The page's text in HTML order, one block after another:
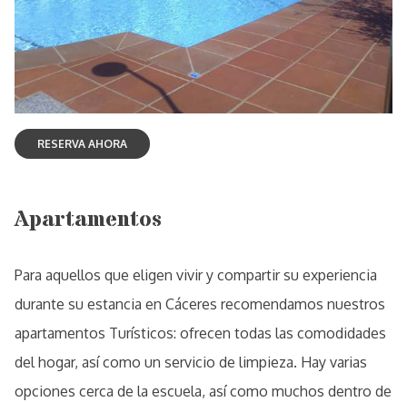
Apartamentos
Para aquellos que eligen vivir y compartir su experiencia
durante su estancia en Cáceres recomendamos nuestros
apartamentos Turísticos: ofrecen todas las comodidades
del hogar, así como un servicio de limpieza. Hay varias
opciones cerca de la escuela, así como muchos dentro de